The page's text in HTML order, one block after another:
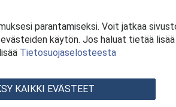
artikkelimme ja tiedät, miten suhtautua
riskirkanne,remontointi,asuntokaupat •
parantamiseksi. Voit jatkaa
käytön. Jos haluat tietää lisää
Tietosuojaselosteesta
KAIKKI EVÄSTEET